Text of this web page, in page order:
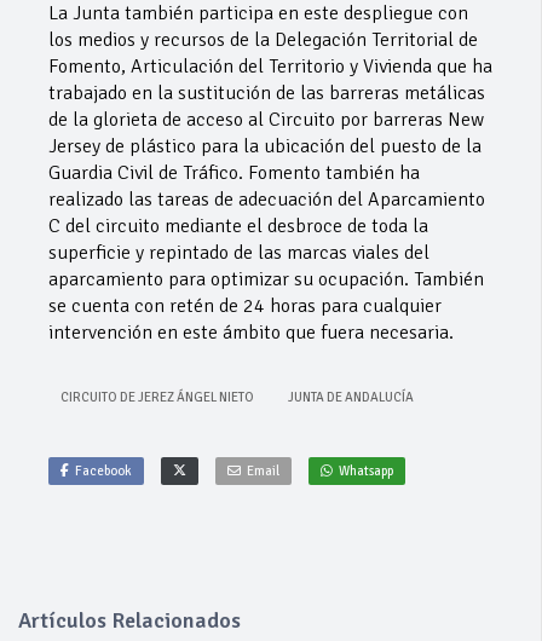
La Junta también participa en este despliegue con
los medios y recursos de la Delegación Territorial de
Fomento, Articulación del Territorio y Vivienda que ha
trabajado en la sustitución de las barreras metálicas
de la glorieta de acceso al Circuito por barreras New
Jersey de plástico para la ubicación del puesto de la
Guardia Civil de Tráfico. Fomento también ha
realizado las tareas de adecuación del Aparcamiento
C del circuito mediante el desbroce de toda la
superficie y repintado de las marcas viales del
aparcamiento para optimizar su ocupación. También
se cuenta con retén de 24 horas para cualquier
intervención en este ámbito que fuera necesaria.
CIRCUITO DE JEREZ ÁNGEL NIETO JUNTA DE ANDALUCÍA
Facebook Email Whatsapp
Artículos Relacionados